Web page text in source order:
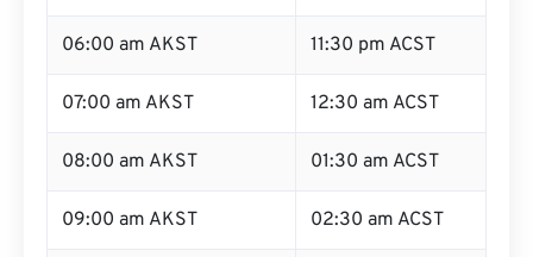
06:00 am AKST 11:30 pm ACST
07:00 am AKST 12:30 am ACST
08:00 am AKST 01:30 am ACST
09:00 am AKST 02:30 am ACST